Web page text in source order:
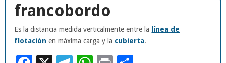
francobordo
Es la distancia medida verticalmente entre la línea de
flotación en máxima carga y la cubierta.